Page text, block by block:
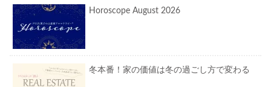
Horoscope August 2026
冬本番！家の価値は冬の過ごし方で変わる